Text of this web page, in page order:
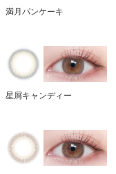
満月パンケーキ
星屑キャンディー